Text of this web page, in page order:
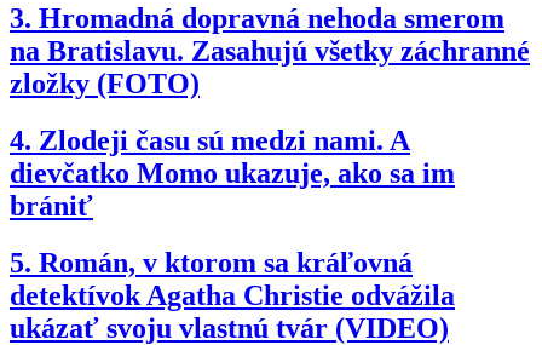
3. Hromadná dopravná nehoda smerom
na Bratislavu. Zasahujú všetky záchranné
zložky (FOTO)
4. Zlodeji času sú medzi nami. A
dievčatko Momo ukazuje, ako sa im
brániť
5. Román, v ktorom sa kráľovná
detektívok Agatha Christie odvážila
ukázať svoju vlastnú tvár (VIDEO)